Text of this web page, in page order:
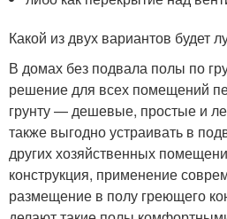
Какой из двух вариантов будет
В домах без подвала полы по
решение для всех помещений
грунту — дешевые, простые и
также выгодно устраивать в
других хозяйственных
конструкция, применение
размещение в полу греющего